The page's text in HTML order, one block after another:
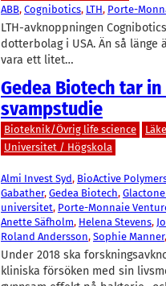
ABB, Cognibotics, LTH, Porte-
LTH-avknoppningen
dotterbolag i USA. Än så
vara ett litet…
Gedea Biotech tar
svampstudie
Bioteknik/Övrig life science
Universitet / Högskola
Almi Invest Syd, BioActive
Gabather, Gedea Biotech,
universitet, Porte-Monnaie
Anette Säfholm, Helena Stevens,
Roland Andersson, Sophie Manner,
Under 2018 ska
kliniska försöken med sin